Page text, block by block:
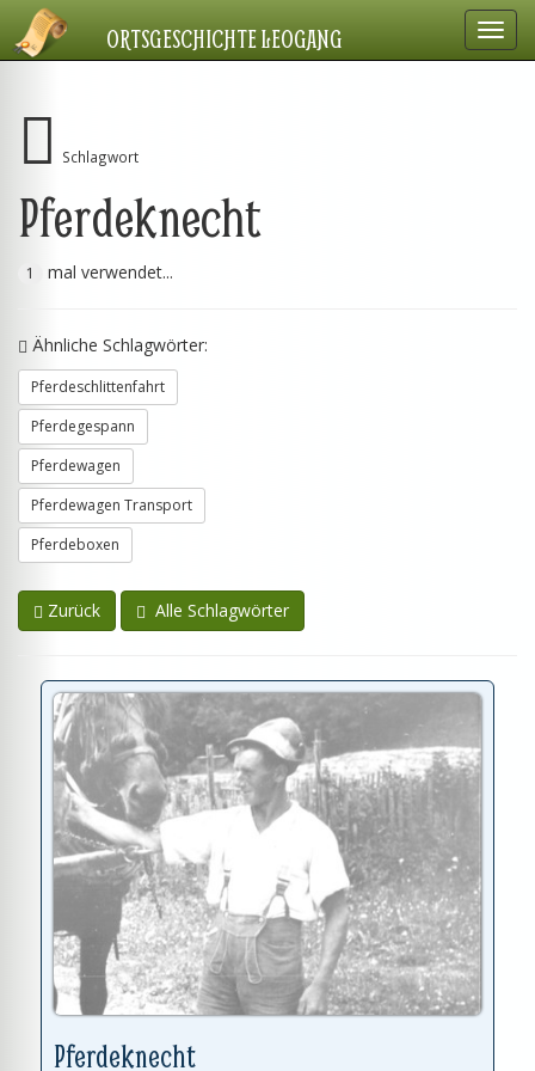
ORTSGESCHICHTE LEOGANG
Schlagwort
Pferdeknecht
1 mal verwendet...
Ähnliche Schlagwörter:
Pferdeschlittenfahrt
Pferdegespann
Pferdewagen
Pferdewagen Transport
Pferdeboxen
Zurück Alle Schlagwörter
Pferdeknecht